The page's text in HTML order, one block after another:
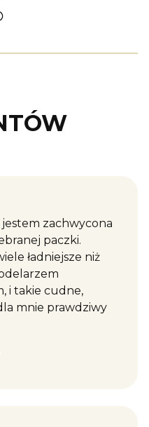
jestem zachwycona
paczki.
ładniejsze niż
i takie cudne,
mnie prawdziwy